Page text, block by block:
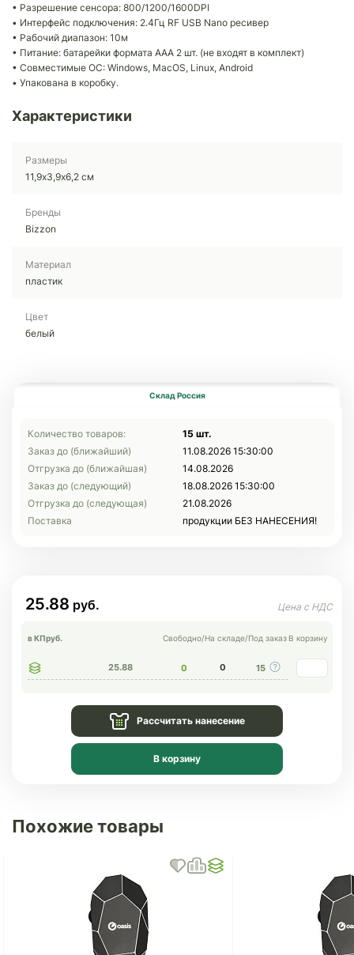
• Разрешение сенсора: 800/1200/1600DPI
• Интерфейс подключения: 2.4Гц RF USB Nano ресивер
• Рабочий диапазон: 10м
• Питание: батарейки формата AAA 2 шт. (не входят в комплект)
• Совместимые ОС: Windows, MacOS, Linux, Android
• Упакована в коробку.
Характеристики
Размеры
11,9х3,9х6,2 см
Бренды
Bizzon
Материал
пластик
Цвет
белый
Склад Россия
Количество товаров:
15 шт.
Заказ до (ближайший)
11.08.2026 15:30:00
Отгрузка до (ближайшая)
14.08.2026
Заказ до (следующий)
18.08.2026 15:30:00
Отгрузка до (следующая)
21.08.2026
Поставка
продукции БЕЗ НАНЕСЕНИЯ!
25.88
в КПруб. Свободно/На складе/Под заказ В корзину
25.88 0 0 15
Рассчитать нанесение
В корзину
Похожие товары